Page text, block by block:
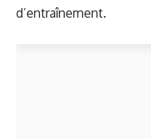
d’entraînement.